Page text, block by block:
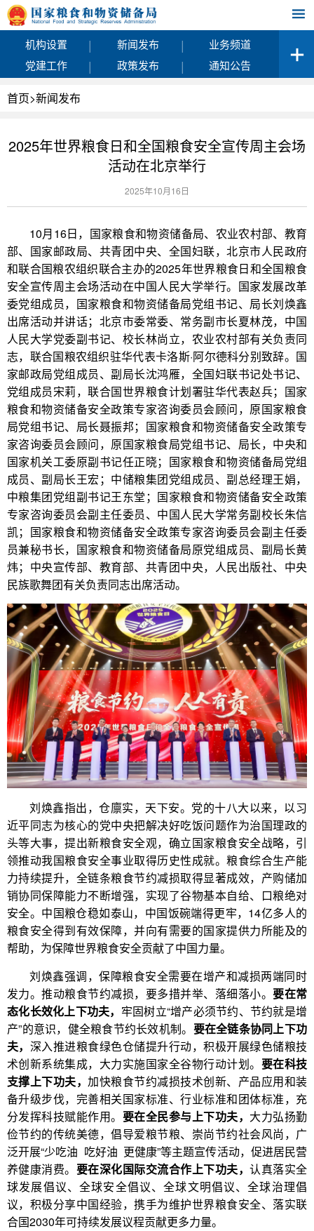
机构设置 | 新闻发布 |
业务频道
党建工作
| 政策发布 | 通知公告
首页>新闻发布
2025年世界粮食日和全国粮食安全宣传周主会场
活动在北京举行
2025年10月16日
10月16日，国家粮食和物资储备局、农业农村部、教育
部、国家邮政局、共青团中央、全国妇联，北京市人民政府
和联合国粮农组织联合主办的2025年世界粮食日和全国粮食
安全宣传周主会场活动在中国人民大学举行。国家发展改革
委党组成员，国家粮食和物资储备局党组书记、局长刘焕鑫
出席活动并讲话；北京市委常委、常务副市长夏林茂，中国
人民大学党委副书记、校长林尚立，农业农村部有关负责同
志，联合国粮农组织驻华代表卡洛斯·阿尔德科分别致辞。国
家邮政局党组成员、副局长沈鸿雁，全国妇联书记处书记、
党组成员宋莉，联合国世界粮食计划署驻华代表赵兵；国家
粮食和物资储备安全政策专家咨询委员会顾问，原国家粮食
局党组书记、局长聂振邦；国家粮食和物资储备安全政策专
家咨询委员会顾问，原国家粮食局党组书记、局长，中央和
国家机关工委原副书记任正晓；国家粮食和物资储备局党组
成员、副局长王宏；中储粮集团党组成员、副总经理王娟，
中粮集团党组副书记王东堂；国家粮食和物资储备安全政策
专家咨询委员会副主任委员、中国人民大学常务副校长朱信
凯；国家粮食和物资储备安全政策专家咨询委员会副主任委
员兼秘书长，国家粮食和物资储备局原党组成员、副局长黄
炜；中央宣传部、教育部、共青团中央，人民出版社、中央
民族歌舞团有关负责同志出席活动。
刘焕鑫指出，仓廪实，天下安。党的十八大以来，以习
近平同志为核心的党中央把解决好吃饭问题作为治国理政的
头等大事，提出新粮食安全观，确立国家粮食安全战略，引
领推动我国粮食安全事业取得历史性成就。粮食综合生产能
力持续提升，全链条粮食节约减损取得显著成效，产购储加
销协同保障能力不断增强，实现了谷物基本自给、口粮绝对
安全。中国粮仓稳如泰山，中国饭碗端得更牢，14亿多人的
粮食安全得到有效保障，并向有需要的国家提供力所能及的
帮助，为保障世界粮食安全贡献了中国力量。
刘焕鑫强调，保障粮食安全需要在增产和减损两端同时
发力。推动粮食节约减损，要多措并举、落细落小。要在常
态化长效化上下功夫， 牢固树立“增产必须节约、节约就是增
产”的意识，健全粮食节约长效机制。 要在全链条协同上下功
夫， 深入推进粮食绿色仓储提升行动，积极开展绿色储粮技
术创新系统集成，大力实施国家全谷物行动计划。 要在科技
支撑上下功夫，加快粮食节约减损技术创新、产品应用和装
备升级步伐，完善相关国家标准、行业标准和团体标准，充
分发挥科技赋能作用。 要在全民参与上下功夫， 大力弘扬勤
俭节约的传统美德，倡导爱粮节粮、崇尚节约社会风尚，广
泛开展“少吃油 吃好油 更健康”等主题宣传活动，促进居民营
养健康消费。 要在深化国际交流合作上下功夫，认真落实全
球发展倡议、全球安全倡议、全球文明倡议、全球治理倡
议，积极分享中国经验，携手为维护世界粮食安全、落实联
合国2030年可持续发展议程贡献更多力量。